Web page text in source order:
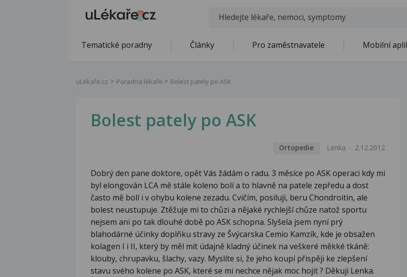
Tematické poradny Články Pro zaměstnavatele Mobilní
uLékaře.cz Poradna lékaře Bolest pately po ASK
Bolest pately po ASK
Ortopedie Lenka 2.12.2012
Dobrý den pane doktore, opět Vás žádám o radu. 3 měsíce po ASK operaci kdy mi
byl elongován LCA mě stále koleno bolí a to hlavně na patele zepředu a dost
často mě bolí i v ohybu kolene zezadu. Cvičím, posiluji, beru Chondroitin, ale
bolest neustupuje. Ztěžuje mi to chůzi a nějaké rychlejší chůze natož sportu
nejsem ani po tak dlouhé době po ASK schopna. Slyšela jsem nyní prý
blahodárné účinky doplňku stravy ze Švýcarska Cemio Kamzík, kde je obsažen
kolagen I i II, který by měl mít údajně kladný účinek na veškeré měkké tkáně:
klouby, chrupavku, šlachy, vazy. Myslíte si, že jeho koupí přispěji ke zlepšení
stavu svého kolene po ASK, které se mi nechce nějak moc hojit ? Děkuji Lenka.